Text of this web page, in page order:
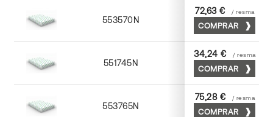
553570N 70 x 100
72,63 € / resma
COMPRAR
551745N 45 x 64
34,24 € / resma
COMPRAR
553765N 65 x 90
75,28 € / resma
COMPRAR